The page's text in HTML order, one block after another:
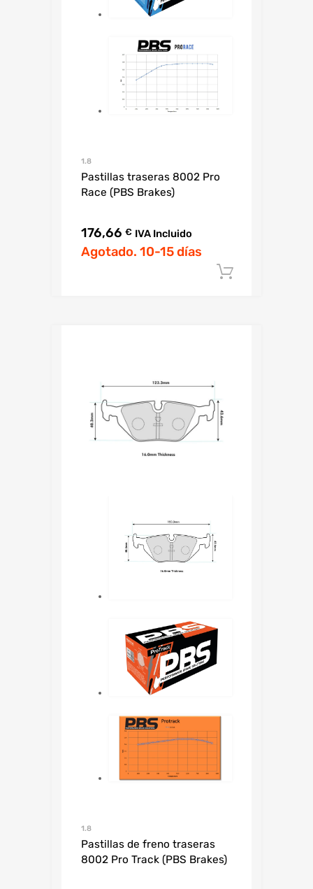
1.8
Pastillas traseras 8002 Pro
Race (PBS Brakes)
176,66 € IVA Incluido
Agotado. 10-15 días
1.8
Pastillas de freno traseras
8002 Pro Track (PBS Brakes)